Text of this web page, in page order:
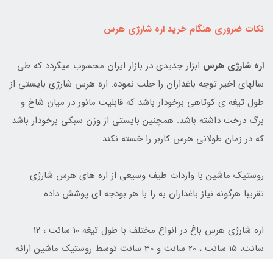
نکات ضروری هنگام خرید اره شارژی هرس
اره شارژی هرس ابزار جدیدی در بازار ایران محسوب میگردد که طی
سالهای اخیر توجه باغداران را جلب نموده. اره هرس شارژی بایستی از
طول تیغه ی کوتاهی برخودار باشد که قابلیت مانور در میان شاخ و
برگ درخت داشته باشد. همچنین بایستی از وزن سبکی برخودار باشد
که در زمان طولانی هرس کاربر را خسته نکند .
روستیک ماشین با واردات طیف وسیعی از اره های هرس شارژی
تقریبا هرگونه نیاز باغداران به را با هر بودجه ای پوشش داده.
اره شارژی هرس باغ در انواع مختلف با طول تیغه 10 سانت ، 12
سانت، 15 سانت ، 20 سانت و 30 سانت توسط روستیک ماشین ارائه